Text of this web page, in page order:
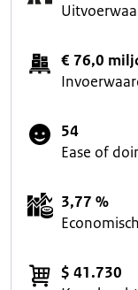
€ 76,0
54
Ease of
3,77 %
$ 41.730